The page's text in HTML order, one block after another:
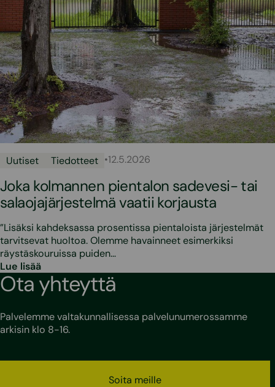
Uutiset Tiedotteet •12.5.2026
Joka kolmannen pientalon sadevesi- tai
salaojajärjestelmä vaatii korjausta
”Lisäksi kahdeksassa prosentissa pientaloista järjestelmät
tarvitsevat huoltoa. Olemme havainneet esimerkiksi
räystäskouruissa puiden…
Lue lisää
Ota yhteyttä
Palvelemme valtakunnallisessa palvelunumerossamme
arkisin klo 8-16.
Soita meille